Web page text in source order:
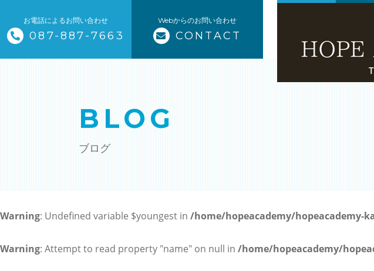
お電話によるお問い合わせ
087-887-7663
Webからのお問い合わせ
CONTACT
トップページ
高校生コース（3科目）
BLOG
ブログ
Warning: Undefined variable $youngest in /home/hopeacademy/hopeacademy-
Warning: Attempt to read property "name" on null in /home/hopeacademy/